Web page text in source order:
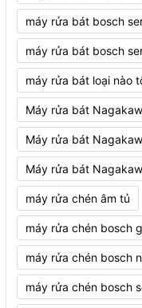
máy rửa bát bosch
máy rửa bát bosch
máy rửa bát loại nào
Máy rửa bát
Máy rửa bát
Máy rửa bát
máy rửa chén âm tủ
máy rửa chén bosch
máy rửa chén bosch
máy rửa chén bosch